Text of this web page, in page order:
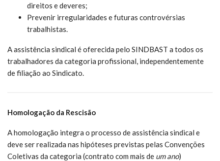
direitos e deveres;
Prevenir irregularidades e futuras controvérsias
trabalhistas.
A assistência sindical é oferecida pelo SINDBAST a todos os
trabalhadores da categoria profissional, independentemente
de filiação ao Sindicato.
Homologação da Rescisão
A homologação integra o processo de assistência sindical e
deve ser realizada nas hipóteses previstas pelas Convenções
Coletivas da categoria (contrato com mais de um ano)